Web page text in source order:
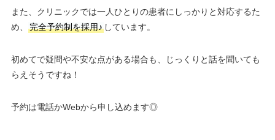
また、クリニックでは一人ひとりの患者にしっかりと対応するた
め、
完全予約制を採用♪しています。
初めてで疑問や不安な点がある場合も、じっくりと話を聞いても
らえそうですね！
予約は電話かWebから申し込めます◎